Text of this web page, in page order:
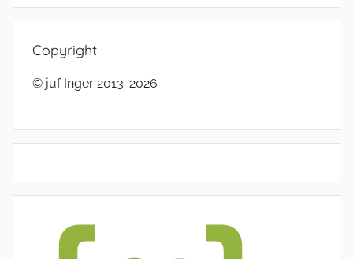
Copyright
© juf Inger 2013-2026